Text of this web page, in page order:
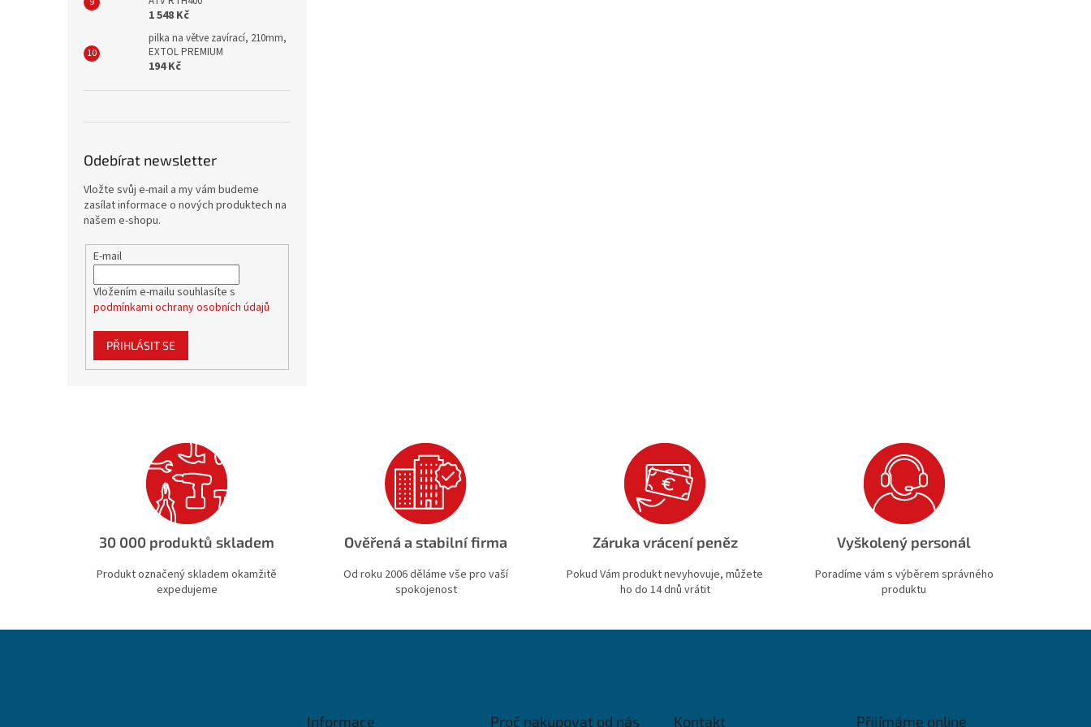
1 548 Kč
pilka na větve zavírací, 210mm,
EXTOL PREMIUM
194 Kč
Odebírat newsletter
Vložte svůj e-mail a my vám budeme
zasílat informace o nových produktech na
našem e-shopu.
E-mail
Vložením e-mailu souhlasíte s
podmínkami ochrany osobních údajů
PŘIHLÁSIT SE
30 000 produktů skladem
Produkt označený skladem okamžitě
expedujeme
Ověřená a stabilní firma
Od roku 2006 děláme vše pro vaší
spokojenost
Záruka vrácení peněz
Pokud Vám produkt nevyhovuje, můžete
ho do 14 dnů vrátit
Vyškolený personál
Poradíme vám s výběrem správného
produktu
Informace Proč nakupovat od nás Kontakt Přijímáme online